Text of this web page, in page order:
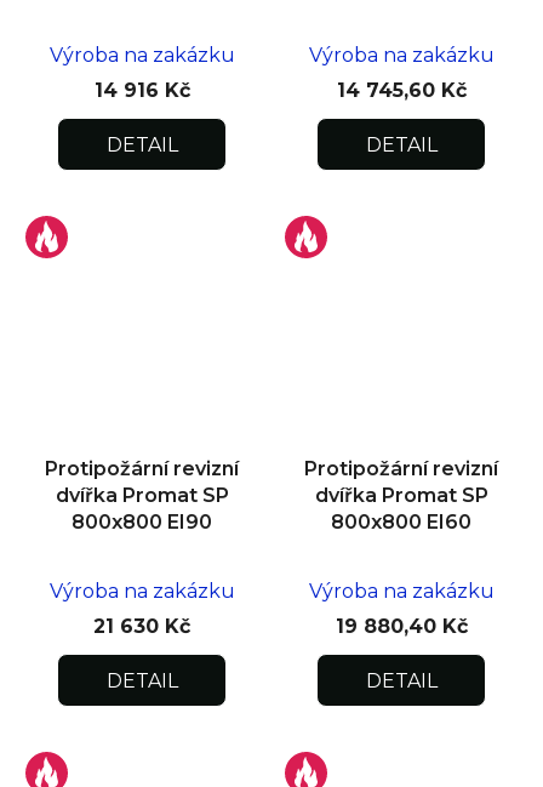
Výroba na zakázku
14 916 Kč
DETAIL
Výroba na zakázku
14 745,60 Kč
DETAIL
Protipožární revizní
dvířka Promat SP
800x800 EI90
Výroba na zakázku
21 630 Kč
DETAIL
Protipožární revizní
dvířka Promat SP
800x800 EI60
Výroba na zakázku
19 880,40 Kč
DETAIL